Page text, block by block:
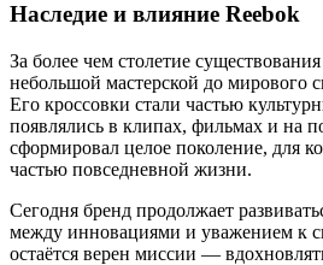
Наследие и влияние Reebok
За более чем столетие
небольшой мастерской до мирового
Его кроссовки стали частью
появлялись в клипах, фильмах и на
сформировал целое поколение, для
частью повседневной жизни.
Сегодня бренд продолжает
между инновациями и уважением к
остаётся верен миссии —